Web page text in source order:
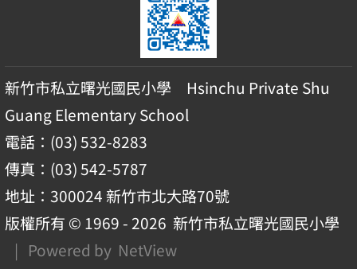
新竹市私立曙光國民小學 Hsinchu Private Shu
Guang Elementary School
電話：(03) 532-8283
傳真：(03) 542-5787
地址：300024 新竹市北大路70號
版權所有 © 1969 - 2026 新竹市私立曙光國民小學
| Powered by NetView